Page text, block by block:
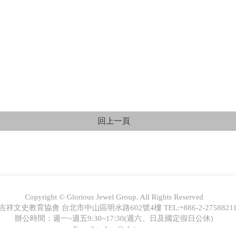
Copyright © Glorious Jewel Group. All Rights Reserved
祥文史教育協會 台北市中山區明水路602號4樓 TEL:+886-2-27588211
辦公時間：週一~週五9:30~17:30(週六、日及國定假日公休)